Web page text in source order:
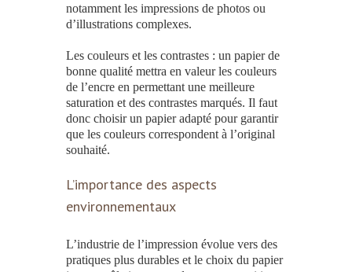
notamment les impressions de photos ou
d’illustrations complexes.
Les couleurs et les contrastes : un papierde
bonne qualité mettra en valeur les couleurs
de l’encre en permettant une meilleure
saturation et des contrastes marqués. Il faut
donc choisir un papieradapté pour garantir
que les couleurs correspondent à l’original
souhaité.
L’importance des aspects
environnementaux
L’industrie de l’impression évolue vers des
pratiques plus durables et le choix du papier